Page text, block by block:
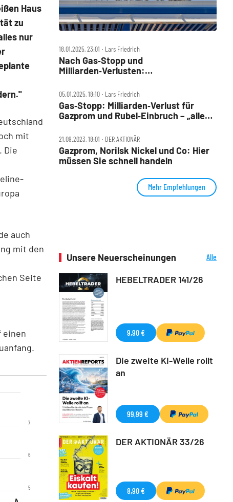
Haus
zu
nur
mit
Die
auch
mit den
Seite
einen
5
6
7
18.01.2025, 23:01 ‧ Lars Friedrich
Nach Gas‑Stopp und
Milliarden‑Verlusten:
05.01.2025, 18:10 ‧ Lars Friedrich
Gas‑Stopp: Milliarden‑Verlust für
Gazprom und Rubel‑Einbruch – „alles
21.09.2023, 18:01 ‧ DER AKTIONÄR
Gazprom, Norilsk Nickel und Co: Hier
müssen Sie schnell handeln
Mehr Empfehlungen
Unsere Neuerscheinungen
Alle
HEBELTRADER 141/26
9,90 €
Die zweite KI-Welle rollt
an
99,99 €
DER AKTIONÄR 33/26
8,90 €